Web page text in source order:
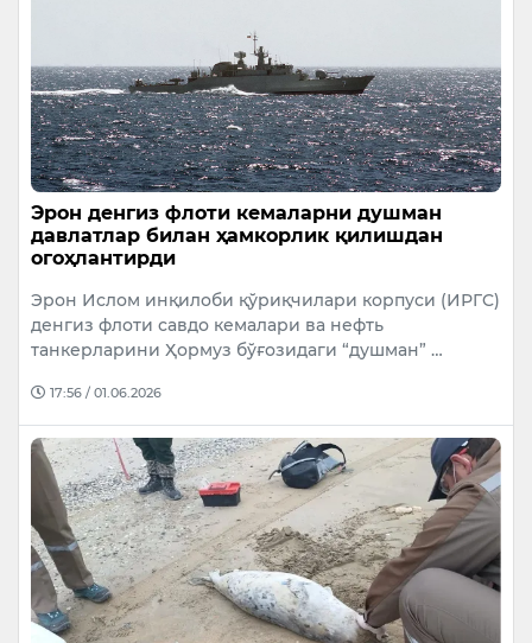
Эрон денгиз флоти кемаларни душман
давлатлар билан ҳамкорлик қилишдан
огоҳлантирди
Эрон Ислом инқилоби қўриқчилари корпуси (ИРГC)
денгиз флоти савдо кемалари ва нефть
танкерларини Ҳормуз бўғозидаги “душман” …
17:56 / 01.06.2026